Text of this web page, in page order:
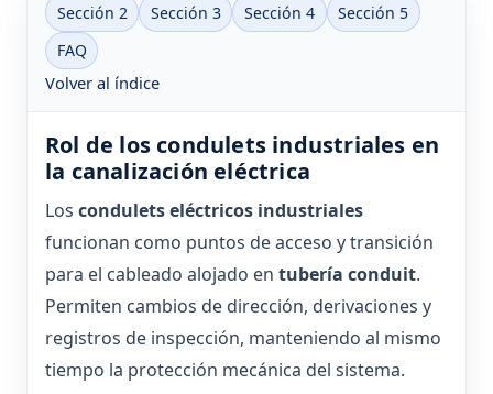
Sección 2 Sección 3 Sección 4
Sección 5
FAQ
Volver al índice
Rol de los condulets industriales en
la canalización eléctrica
Los condulets eléctricos industriales
funcionan como puntos de acceso y transición
para el cableado alojado en tubería conduit.
Permiten cambios de dirección, derivaciones y
registros de inspección, manteniendo al mismo
tiempo la protección mecánica del sistema.